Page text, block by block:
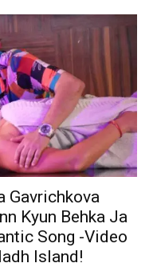
Gavrichkova
Kyun Behka Ja
Song -Video
Island!